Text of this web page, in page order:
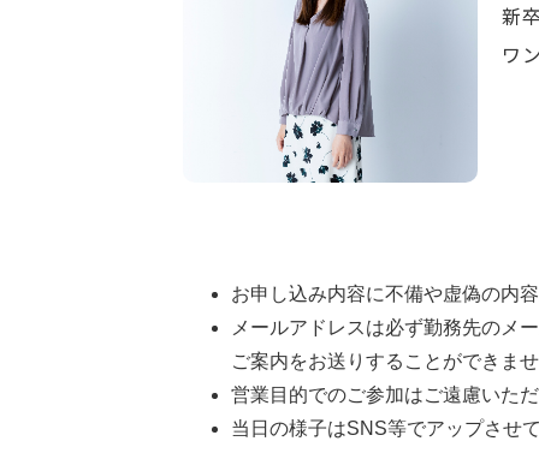
新
ワ
お申し込み内容に不備や虚偽の内
メールアドレスは必ず勤務先のメ
ご案内をお送りすることができませ
営業目的でのご参加はご遠慮いただ
当日の様子はSNS等でアップさせ